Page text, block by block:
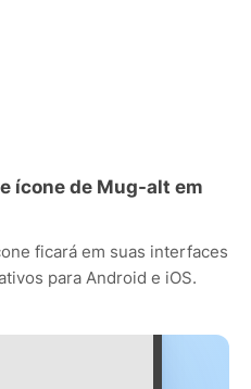
ícone de Mug-alt em
ficará em suas interfaces
para Android e iOS.